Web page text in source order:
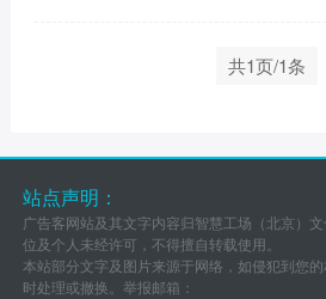
共1页/1条
站点声明：
广告客网站及其文字内容归智慧工场（北京）
位及个人未经许可，不得擅自转载使用。
本站部分文字及图片来源于网络，如侵犯到您
时处理或撤换。举报邮箱：